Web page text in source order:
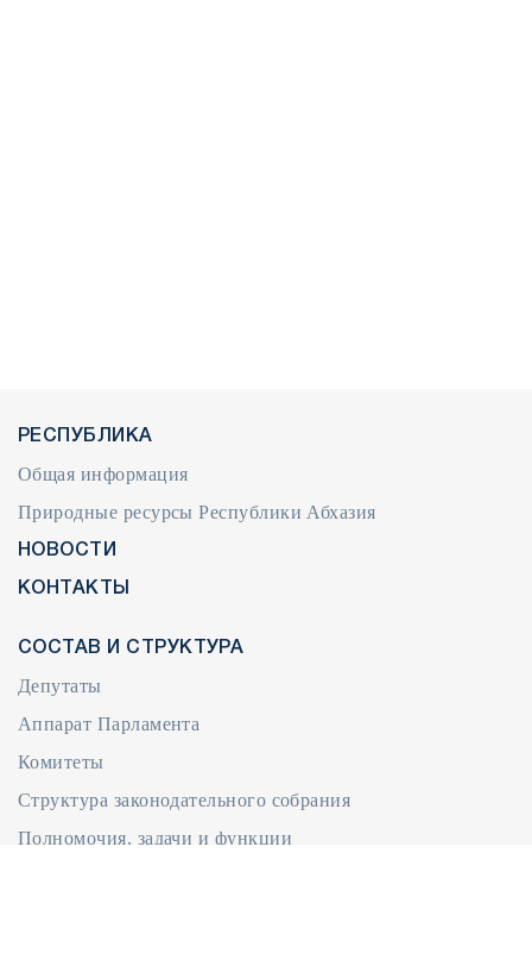
РЕСПУБЛИКА
Общая информация
Природные ресурсы Республики Абхазия
НОВОСТИ
КОНТАКТЫ
СОСТАВ И СТРУКТУРА
Депутаты
Аппарат Парламента
Комитеты
Структура законодательного собрания
Полномочия, задачи и функции